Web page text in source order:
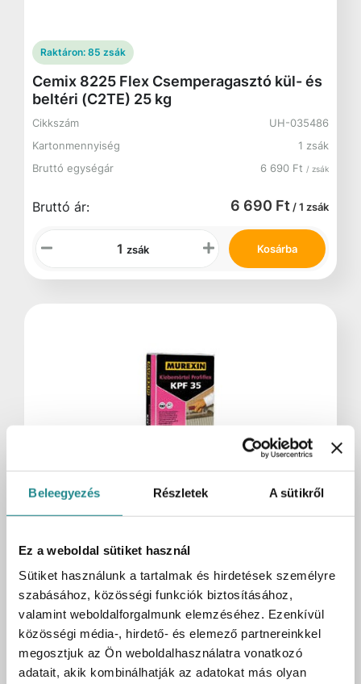
Beleegyezés Részletek A sütikről
Ez a weboldal sütiket használ
Sütiket használunk a tartalmak és hirdetések személyre
szabásához, közösségi funkciók biztosításához,
valamint weboldalforgalmunk elemzéséhez. Ezenkívül
közösségi média-, hirdető- és elemező partnereinkkel
megosztjuk az Ön weboldalhasználatra vonatkozó
adatait, akik kombinálhatják az adatokat más olyan
Raktáron: 85 zsák
Cemix 8225 Flex Csemperagasztó kül- és
beltéri (C2TE) 25 kg
Cikkszám
UH-035486
Kartonmennyiség
1 zsák
Bruttó egységár
6 690 Ft / zsák
Bruttó ár: 6 690 Ft / 1 zsák
zsák Kosárba
Raktáron: 128 zsák
Murexin KPF 35 Profiflex
Ragasztóhabarcs (C2TE) 25 kg
Kartonmennyiség
1 zsák
Bruttó egységár
6 860 Ft